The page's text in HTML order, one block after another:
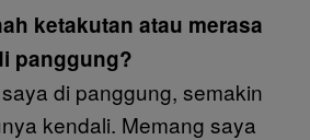
ketakutan atau merasa
panggung?
di panggung, semakin
kendali. Memang saya